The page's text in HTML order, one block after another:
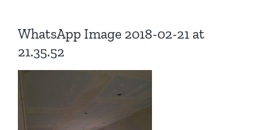
WhatsApp Image 2018-02-21 at
21.35.52